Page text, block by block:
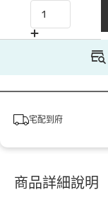
宅配到府
商品詳細說明